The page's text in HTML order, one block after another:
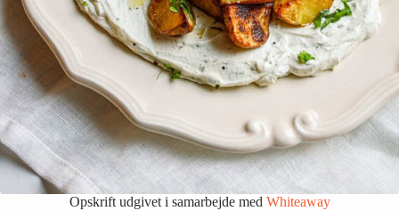
Opskrift udgivet i samarbejde med Whiteaway